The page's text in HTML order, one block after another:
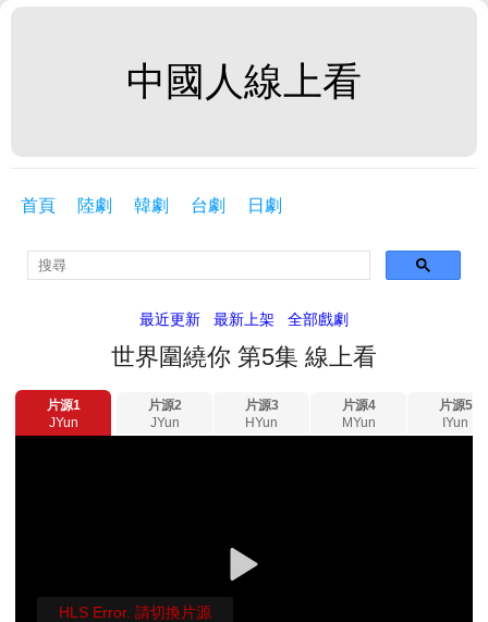
中國人線上看
首頁 陸劇 韓劇 台劇 日劇
最近更新 最新上架 全部戲劇
世界圍繞你 第5集 線上看
片源1
JYun
片源2
JYun
片源3
HYun
片源4
MYun
片源5
IYun
HLS Error. 請切換片源